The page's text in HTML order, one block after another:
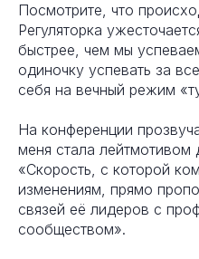
Посмотрите, что
Регуляторка
быстрее, чем мы
одиночку успевать за
себя на вечный режим
На конференции
меня стала лейтмотивом
«Скорость, с которой
изменениям, прямо
связей её лидеров с
сообществом».